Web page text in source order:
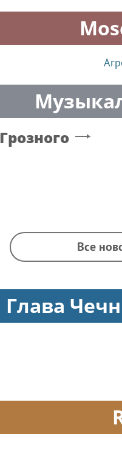
Грозного
Все
Глава